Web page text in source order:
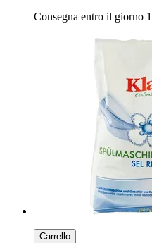
Consegna entro il giorno
Carrello